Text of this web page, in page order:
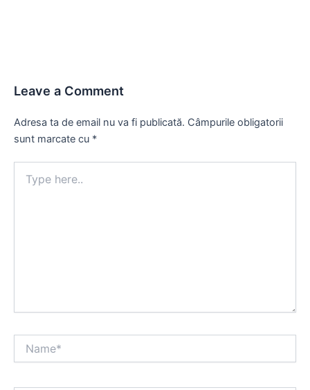
Leave a Comment
Adresa ta de email nu va fi publicată. Câmpurile obligatorii
sunt marcate cu *
here..